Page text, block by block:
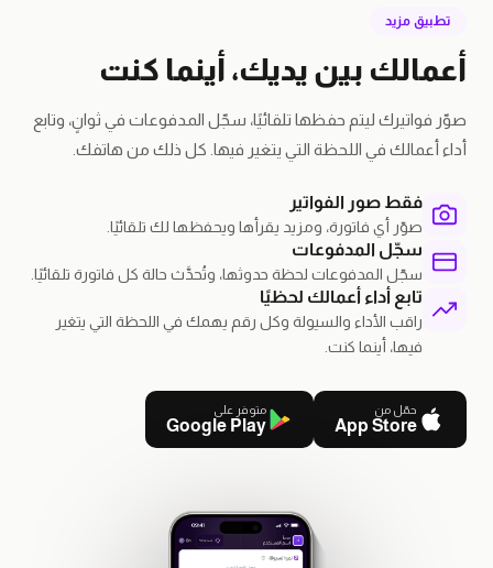
تطبيق مزيد
أعمالك بين يديك، أينما كنت
صوّر فواتيرك ليتم حفظها تلقائيًا، سجّل المدفوعات في ثوانٍ، وتابع
أداء أعمالك في اللحظة التي يتغير فيها. كل ذلك من هاتفك.
فقط صور الفواتير
صوّر أي فاتورة، ومزيد يقرأها ويحفظها لك تلقائيًا.
سجّل المدفوعات
سجّل المدفوعات لحظة حدوثها، وتُحدَّث حالة كل فاتورة تلقائيًا.
تابع أداء أعمالك لحظيًا
راقب الأداء والسيولة وكل رقم يهمك في اللحظة التي يتغير
فيها، أينما كنت.
حمّل من
App Store
متوفر على
Google Play